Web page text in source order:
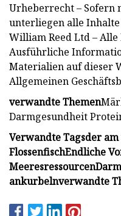
Urheberrecht – Sofern
unterliegen alle Inhalte
William Reed Ltd –
Ausführliche
Materialien auf dieser
Allgemeinen
verwandte Themen
Darmgesundheit
Verwandte Tagsder
FlossenfischEndliche
Meeresressourcen
ankurbelnverwandte